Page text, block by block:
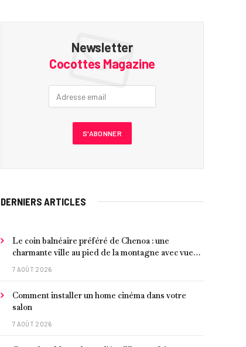
Newsletter
Cocottes Magazine
DERNIERS ARTICLES
Le coin balnéaire préféré de Chenoa : une
charmante ville au pied de la montagne avec vue
sur la Méditerranée, bon poisson et criques
7 AOÛT 2026
Comment installer un home cinéma dans votre
salon
7 AOÛT 2026